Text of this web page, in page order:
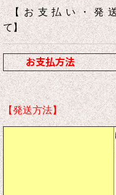
【お支払い・発
て】
お支払方法
【発送方法】